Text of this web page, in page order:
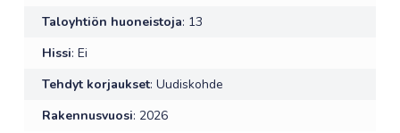
Taloyhtiön huoneistoja: 13
Hissi: Ei
Tehdyt korjaukset: Uudiskohde
Rakennusvuosi: 2026